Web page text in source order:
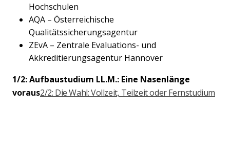
Hochschulen
AQA – Österreichische
Qualitätssicherungsagentur
ZEvA – Zentrale Evaluations- und
Akkreditierungsagentur Hannover
1/2: Aufbaustudium LL.M.: Eine Nasenlänge
voraus2/2: Die Wahl: Vollzeit, Teilzeit oder Fernstudium